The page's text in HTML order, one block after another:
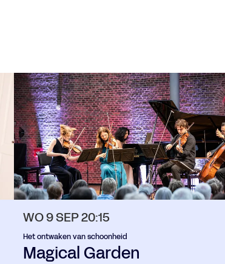
Magical Garden
Het ontwaken van schoonheid
WO 9 SEP20:15